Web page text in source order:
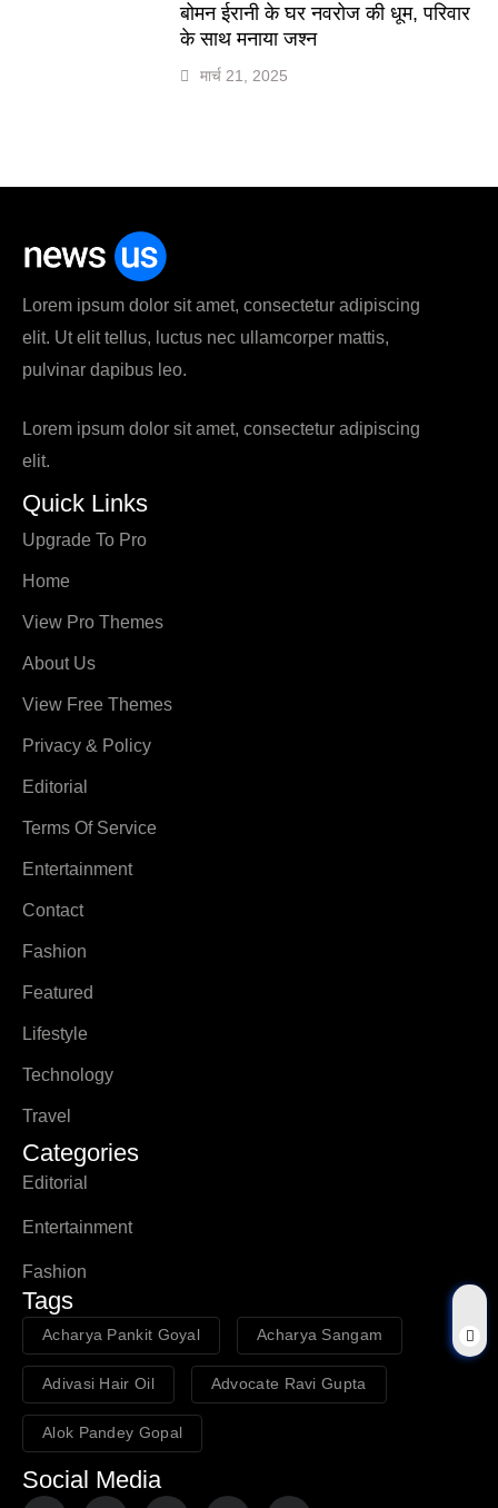
बोमन ईरानी के घर नवरोज की धूम, परिवार
के साथ मनाया जश्न
मार्च 21, 2025
Lorem ipsum dolor sit amet, consectetur adipiscing
elit. Ut elit tellus, luctus nec ullamcorper mattis,
pulvinar dapibus leo.
Lorem ipsum dolor sit amet, consectetur adipiscing
elit.
Quick Links
Upgrade To Pro
Home
View Pro Themes
About Us
View Free Themes
Privacy & Policy
Editorial
Terms Of Service
Entertainment
Contact
Fashion
Featured
Lifestyle
Technology
Travel
Categories
Editorial
Entertainment
Fashion
Tags
Acharya Pankit Goyal Acharya Sangam
Adivasi Hair Oil Advocate Ravi Gupta
Alok Pandey Gopal
Social Media